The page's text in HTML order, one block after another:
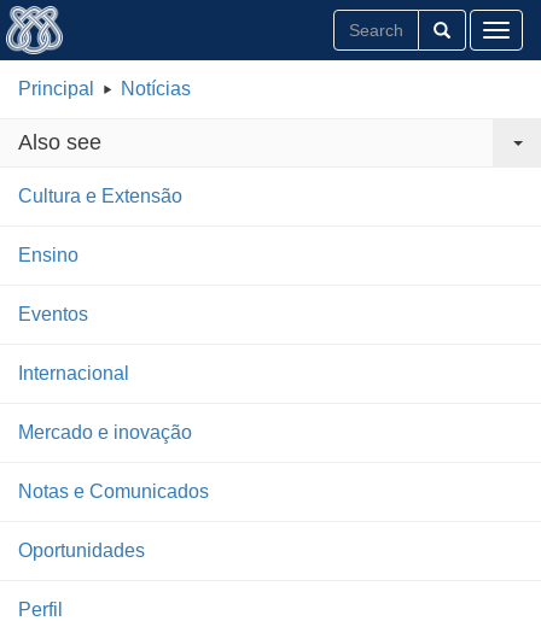
Principal Notícias
Also see
Cultura e Extensão
Ensino
Eventos
Internacional
Mercado e inovação
Notas e Comunicados
Oportunidades
Perfil